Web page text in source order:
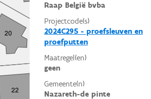
Raap België bvba
Projectcode(s)
2024C295 - proefsleuven en
proefputten
Maatregel(en)
geen
Gemeente(n)
Nazareth-de pinte